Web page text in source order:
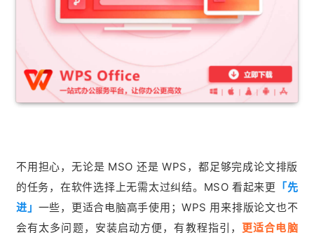
不用担心，无论是 MSO 还是 WPS，都足够完成论文排版
的任务，在软件选择上无需太过纠结。MSO 看起来更 「先
进」 一些，更适合电脑高手使用；WPS 用来排版论文也不
会有太多问题，安装启动方便，有教程指引， 更适合电脑